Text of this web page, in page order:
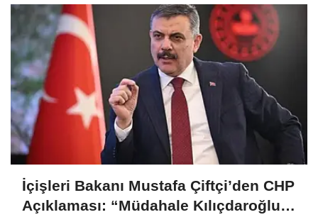
İçişleri Bakanı Mustafa Çiftçi’den CHP
Açıklaması: “Müdahale Kılıçdaroğlu